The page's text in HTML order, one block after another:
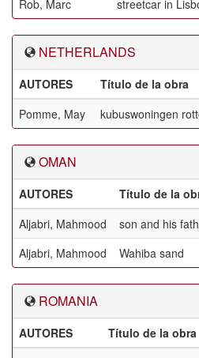
Rob, Marc
streetcar in
NETHERLANDS
AUTORES Título de la obra
Pomme, May
kubuswoningen
OMAN
AUTORES Título de la
Aljabri, Mahmood
son and his
Aljabri, Mahmood
Wahiba sand
ROMANIA
AUTORES Título de la obra